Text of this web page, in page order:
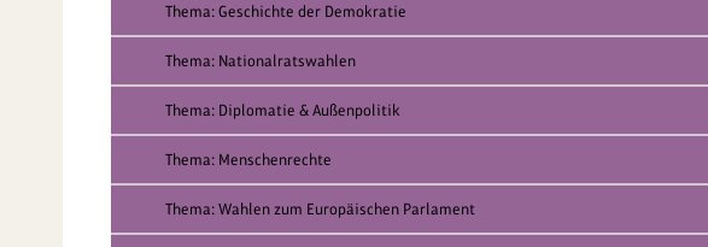
Thema: Geschichte der Demokratie
Thema: Nationalratswahlen
Thema: Diplomatie & Außenpolitik
Thema: Menschenrechte
Thema: Wahlen zum Europäischen Parlament